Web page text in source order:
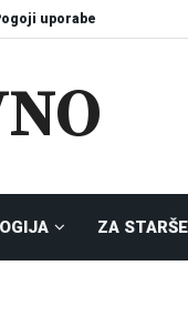
uporabe
ZA STARŠE